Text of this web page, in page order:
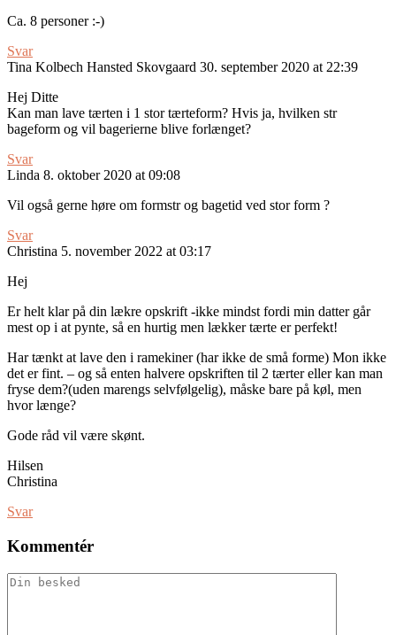
Ca. 8 personer :-)
Svar
Tina Kolbech Hansted Skovgaard 30. september 2020 at 22:39
Hej Ditte
Kan man lave tærten i 1 stor tærteform? Hvis ja, hvilken str
bageform og vil bagerierne blive forlænget?
Svar
Linda 8. oktober 2020 at 09:08
Vil også gerne høre om formstr og bagetid ved stor form ?
Svar
Christina 5. november 2022 at 03:17
Hej
Er helt klar på din lækre opskrift -ikke mindst fordi min datter går
mest op i at pynte, så en hurtig men lækker tærte er perfekt!
Har tænkt at lave den i ramekiner (har ikke de små forme) Mon ikke
det er fint. – og så enten halvere opskriften til 2 tærter eller kan man
fryse dem?(uden marengs selvfølgelig), måske bare på køl, men
hvor længe?
Gode råd vil være skønt.
Hilsen
Christina
Svar
Kommentér